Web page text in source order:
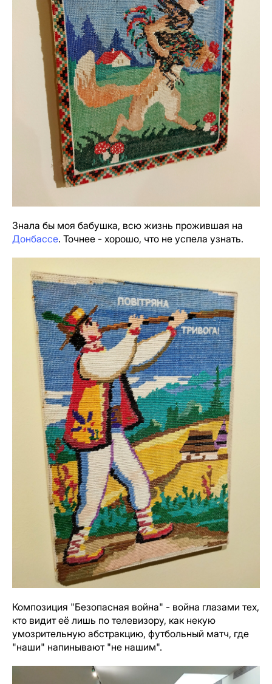
Знала бы моя бабушка, всю жизнь прожившая на
Донбассе. Точнее - хорошо, что не успела узнать.
Композиция "Безопасная война" - война глазами тех,
кто видит её лишь по телевизору, как некую
умозрительную абстракцию, футбольный матч, где
"наши" напинывают "не нашим".